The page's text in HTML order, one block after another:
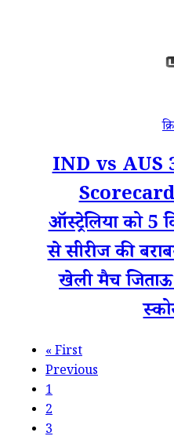
IND vs AUS
Scorecard:
ऑस्ट्रेलिया को 5
से सीरीज की
खेली मैच
«First
Previous
1
2
3